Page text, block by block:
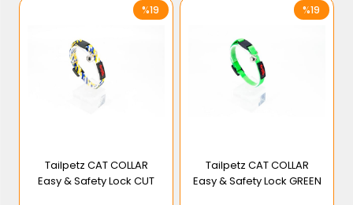
Tailpetz CAT COLLAR
Easy & Safety Lock CUT
%19
Tailpetz CAT COLLAR
Easy & Safety Lock GREEN
%19